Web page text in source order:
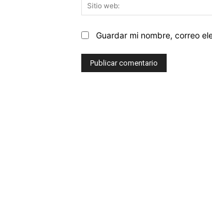
Guardar mi nombre, correo